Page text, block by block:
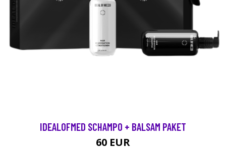
IDEALOFMED SCHAMPO + BALSAM PAKET
60 EUR